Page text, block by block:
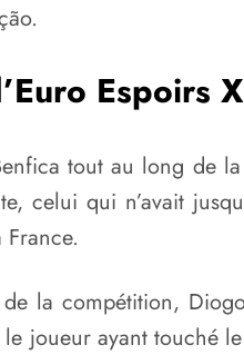
Espoirs
tout au long de
celui qui n’avait
la compétition,
joueur ayant touché